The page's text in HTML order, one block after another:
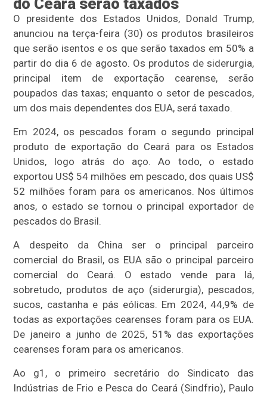
O presidente dos Estados Unidos, Donald Trump,
anunciou na terça-feira (30) os produtos brasileiros
que serão isentos e os que serão taxados em 50% a
partir do dia 6 de agosto. Os produtos de siderurgia,
principal item de exportação cearense, serão
poupados das taxas; enquanto o setor de pescados,
um dos mais dependentes dos EUA, será taxado.
Em 2024, os pescados foram o segundo principal
produto de exportação do Ceará para os Estados
Unidos, logo atrás do aço. Ao todo, o estado
exportou US$ 54 milhões em pescado, dos quais US$
52 milhões foram para os americanos. Nos últimos
anos, o estado se tornou o principal exportador de
pescados do Brasil.
A despeito da China ser o principal parceiro
comercial do Brasil, os EUA são o principal parceiro
comercial do Ceará. O estado vende para lá,
sobretudo, produtos de aço (siderurgia), pescados,
sucos, castanha e pás eólicas. Em 2024, 44,9% de
todas as exportações cearenses foram para os EUA.
De janeiro a junho de 2025, 51% das exportações
cearenses foram para os americanos.
Ao g1, o primeiro secretário do Sindicato das
Indústrias de Frio e Pesca do Ceará (Sindfrio), Paulo